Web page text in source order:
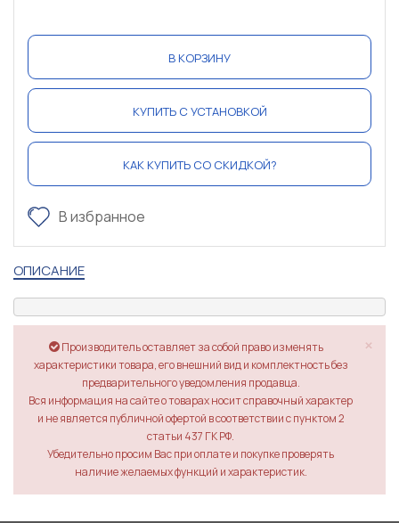
В КОРЗИНУ
КУПИТЬ С УСТАНОВКОЙ
КАК КУПИТЬ СО СКИДКОЙ?
В избранное
ОПИСАНИЕ
×
Производитель оставляет за собой право изменять
характеристики товара, его внешний вид и комплектность без
предварительного уведомления продавца.
Вся информация на сайте о товарах носит справочный характер
и не является публичной офертой в соответствии с пунктом 2
статьи 437 ГК РФ.
Убедительно просим Вас при оплате и покупке проверять
наличие желаемых функций и характеристик.